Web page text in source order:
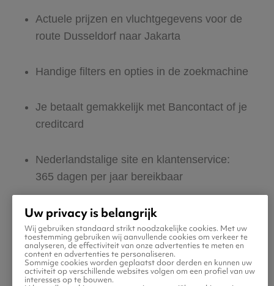
Actuele prijzen en vluchtgegevens voor de
route Dusseldorf naar Jakarta
Handige filters en opties in de zoekmachine
Je betaalt gemakkelijk met Bancontact of je
creditcard
Nederlandstalige site en klantenservice:
365 dagen per jaar bereikbaar
Zeker van veilig boeken en betalen
Boek ook direct een hotel of huurauto voor
in Jakarta
Uw privacy is belangrijk
Wij gebruiken standaard strikt noodzakelijke cookies. Met uw
toestemming gebruiken wij aanvullende cookies om verkeer te
analyseren, de effectiviteit van onze advertenties te meten en
content en advertenties te personaliseren.
Sommige cookies worden geplaatst door derden en kunnen uw
activiteit op verschillende websites volgen om een profiel van uw
interesses op te bouwen.